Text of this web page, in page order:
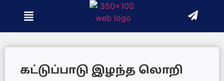
கட்டுப்பாடு இழந்த லொறி